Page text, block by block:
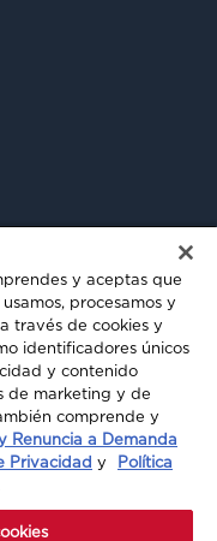
TODOS LOS
y aceptas que
procesamos y
través de cookies y
identificadores únicos
y contenido
de marketing y de
comprende y
Renuncia a Demanda
Privacidad y
Política